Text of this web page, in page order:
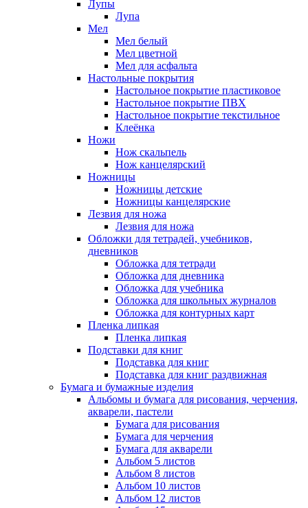
Лупы
Лупа
Мел
Мел белый
Мел цветной
Мел для асфальта
Настольные покрытия
Настольное покрытие пластиковое
Настольное покрытие ПВХ
Настольное покрытие текстильное
Клеёнка
Ножи
Нож скальпель
Нож канцелярский
Ножницы
Ножницы детские
Ножницы канцелярские
Лезвия для ножа
Лезвия для ножа
Обложки для тетрадей, учебников,
дневников
Обложка для тетради
Обложка для дневника
Обложка для учебника
Обложка для школьных журналов
Обложка для контурных карт
Пленка липкая
Пленка липкая
Подставки для книг
Подставка для книг
Подставка для книг раздвижная
Бумага и бумажные изделия
Альбомы и бумага для рисования, черчения,
акварели, пастели
Бумага для рисования
Бумага для черчения
Бумага для акварели
Альбом 5 листов
Альбом 8 листов
Альбом 10 листов
Альбом 12 листов